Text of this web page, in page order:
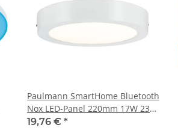
Paulmann SmartHome Bluetooth
Nox LED-Panel 220mm 17W 230V
Weiß matt Kunststoff
19,76 € *